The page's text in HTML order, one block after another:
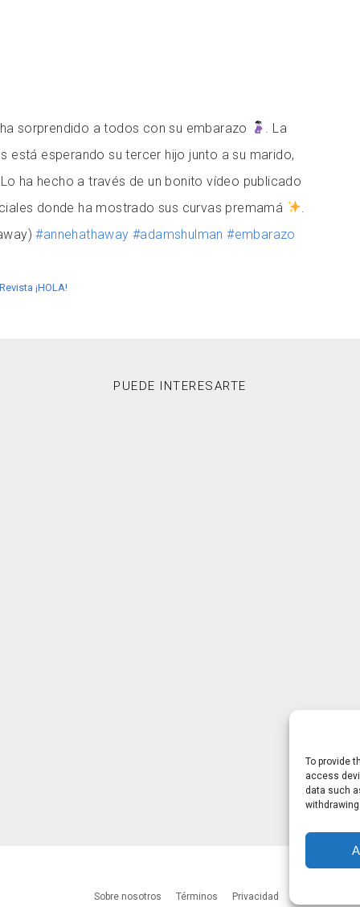
To provide
access
data such
sorprendido a todos con su embarazo
. La
está esperando su tercer hijo junto a su marido,
ha hecho a través de un bonito vídeo publicado
donde ha mostrado sus curvas premamá
#annehathaway #adamshulman #embarazo
¡HOLA!
PUEDE INTERESARTE
Sobre nosotros Términos Privacidad